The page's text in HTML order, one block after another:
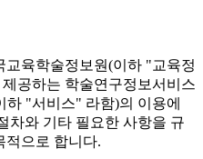
교육학술정보원(이하 "교육정
공하는 학술연구정보서비스
하 "서비스" 라함)의 이용에
차와 기타 필요한 사항을 규
적으로 합니다.